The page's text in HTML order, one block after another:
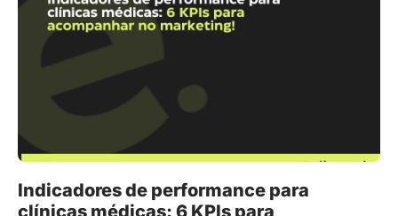
Indicadores de performance para